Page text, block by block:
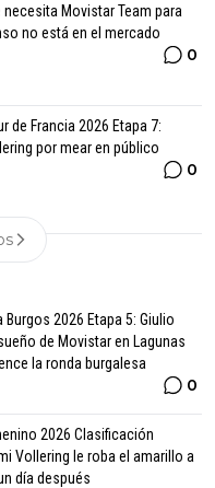
necesita Movistar Team para
no está en el mercado
0
de Francia 2026 Etapa 7:
por mear en público
0
2026 Etapa 5: Giulio
de Movistar en Lagunas
la ronda burgalesa
0
2026 Clasificación
Vollering le roba el amarillo a
día después